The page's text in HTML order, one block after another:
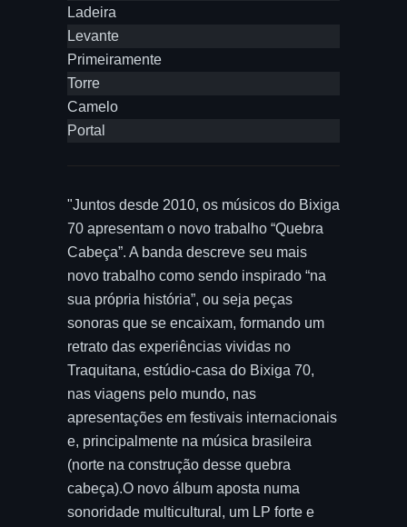
Ladeira
Levante
Primeiramente
Torre
Camelo
Portal
"Juntos desde 2010, os músicos do Bixiga
70 apresentam o novo trabalho “Quebra
Cabeça”. A banda descreve seu mais
novo trabalho como sendo inspirado “na
sua própria história”, ou seja peças
sonoras que se encaixam, formando um
retrato das experiências vividas no
Traquitana, estúdio-casa do Bixiga 70,
nas viagens pelo mundo, nas
apresentações em festivais internacionais
e, principalmente na música brasileira
(norte na construção desse quebra
cabeça).O novo álbum aposta numa
sonoridade multicultural, um LP forte e